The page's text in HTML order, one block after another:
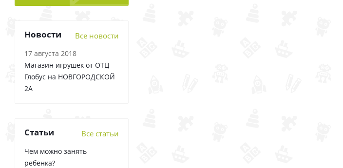
Новости Все новости
17 августа 2018
Магазин игрушек от ОТЦ
Глобус на НОВГОРОДСКОЙ
2А
Статьи Все статьи
Чем можно занять
ребенка?